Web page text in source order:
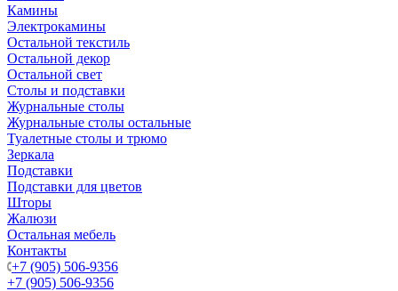
Камины
Электрокамины
Остальной текстиль
Остальной декор
Остальной свет
Столы и подставки
Журнальные столы
Журнальные столы остальные
Туалетные столы и трюмо
Зеркала
Подставки
Подставки для цветов
Шторы
Жалюзи
Остальная мебель
Контакты
+7 (905) 506-9356
+7 (905) 506-9356